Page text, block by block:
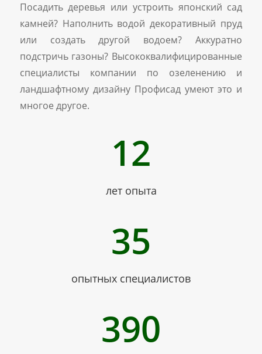
Посадить деревья или устроить японский сад
камней? Наполнить водой декоративный пруд
или создать другой водоем? Аккуратно
подстричь газоны? Высококвалифицированные
специалисты компании по озеленению и
ландшафтному дизайну Профисад умеют это и
многое другое.
12
лет опыта
35
опытных специалистов
390